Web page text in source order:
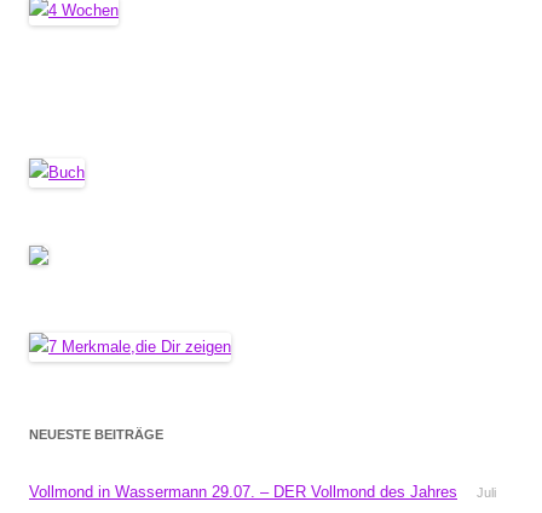
NEUESTE BEITRÄGE
Vollmond in Wassermann 29.07. – DER Vollmond des Jahres
Juli